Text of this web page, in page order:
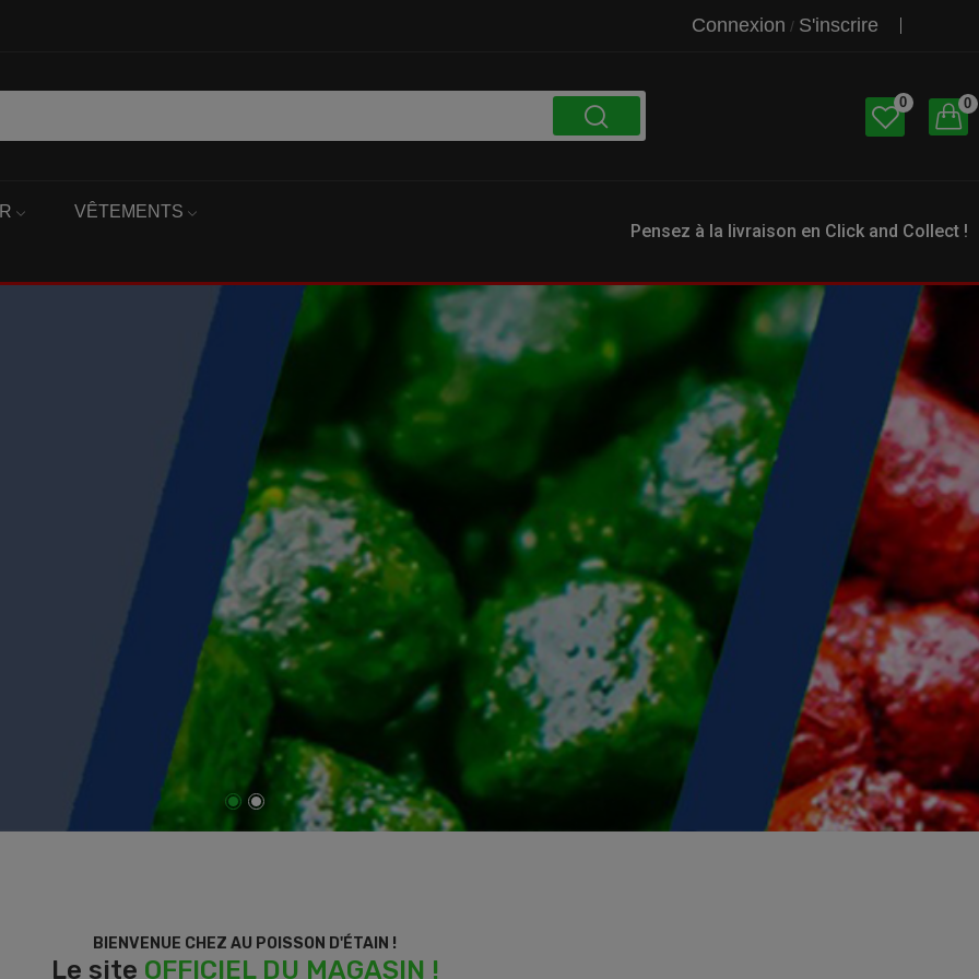
Connexion / S'inscrire
0 0
VÊTEMENTS
Pensez à la livraison en Click and Collect !
BIENVENUE CHEZ AU POISSON D'ÉTAIN !
Le site OFFICIEL DU MAGASIN !